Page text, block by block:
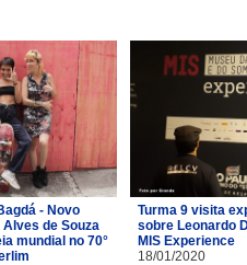
- Novo
de Souza
mundial no 70°
Turma 9 visita
sobre Leonardo
MIS Experience
18/01/2020